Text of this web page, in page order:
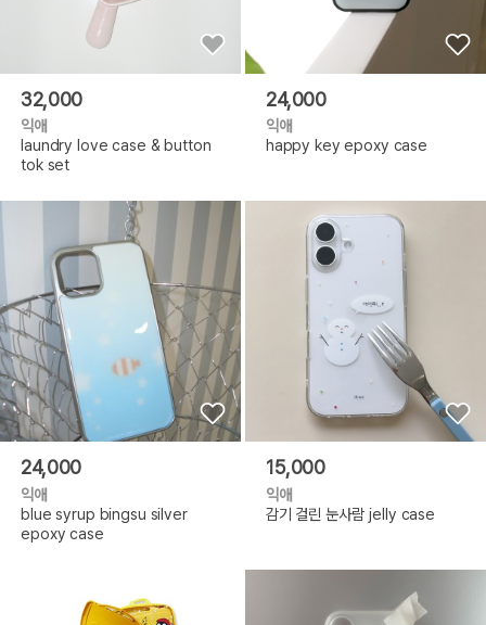
32,000
익애
laundry love case & button
tok set
24,000
익애
happy key epoxy case
24,000
익애
blue syrup bingsu silver
epoxy case
15,000
익애
감기 걸린 눈사람 jelly case